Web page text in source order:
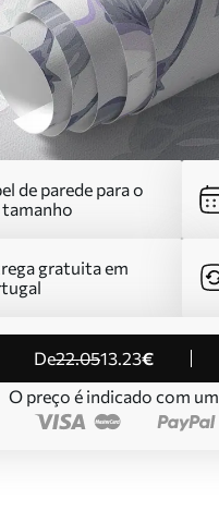
de parede para o
tamanho
gratuita em
de22.0513.23€
O preço é indicado com um